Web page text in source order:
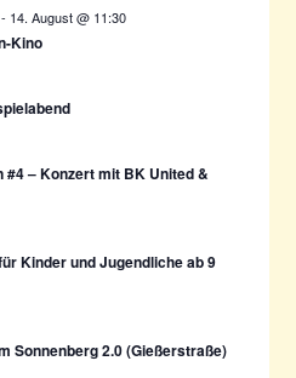
- 14. August @ 11:30
Kino
#4 – Konzert mit BK United &
Kinder und Jugendliche ab 9
Sonnenberg 2.0 (Gießerstraße)